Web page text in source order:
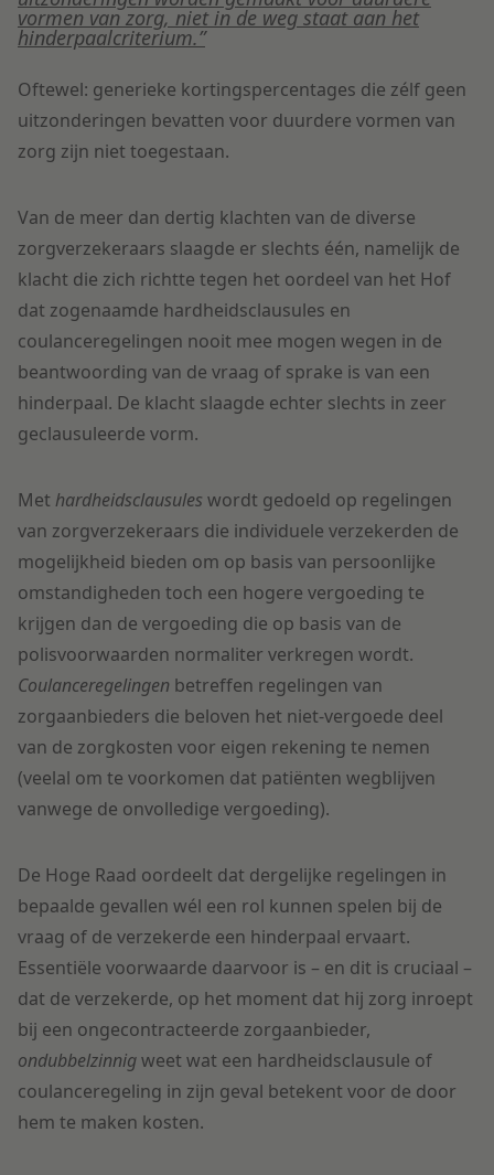
vormen van zorg, niet in de weg staat aan het
hinderpaalcriterium.”
Oftewel: generieke kortingspercentages die zélf geen
uitzonderingen bevatten voor duurdere vormen van
zorg zijn niet toegestaan.
Van de meer dan dertig klachten van de diverse
zorgverzekeraars slaagde er slechts één, namelijk de
klacht die zich richtte tegen het oordeel van het Hof
dat zogenaamde hardheidsclausules en
coulanceregelingen nooit mee mogen wegen in de
beantwoording van de vraag of sprake is van een
hinderpaal. De klacht slaagde echter slechts in zeer
geclausuleerde vorm.
Met hardheidsclausules wordt gedoeld op regelingen
van zorgverzekeraars die individuele verzekerden de
mogelijkheid bieden om op basis van persoonlijke
omstandigheden toch een hogere vergoeding te
krijgen dan de vergoeding die op basis van de
polisvoorwaarden normaliter verkregen wordt.
Coulanceregelingen betreffen regelingen van
zorgaanbieders die beloven het niet-vergoede deel
van de zorgkosten voor eigen rekening te nemen
(veelal om te voorkomen dat patiënten wegblijven
vanwege de onvolledige vergoeding).
De Hoge Raad oordeelt dat dergelijke regelingen in
bepaalde gevallen wél een rol kunnen spelen bij de
vraag of de verzekerde een hinderpaal ervaart.
Essentiële voorwaarde daarvoor is – en dit is cruciaal –
dat de verzekerde, op het moment dat hij zorg inroept
bij een ongecontracteerde zorgaanbieder,
ondubbelzinnigweet wat een hardheidsclausule of
coulanceregeling in zijn geval betekent voor de door
hem te maken kosten.